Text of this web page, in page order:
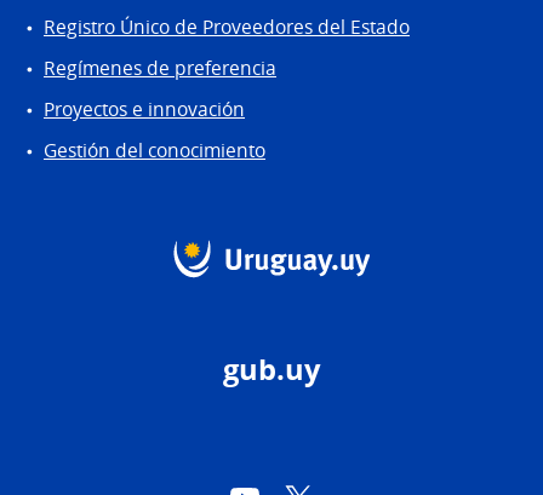
Registro Único de Proveedores del Estado
Regímenes de preferencia
Proyectos e innovación
Gestión del conocimiento
gub.uy